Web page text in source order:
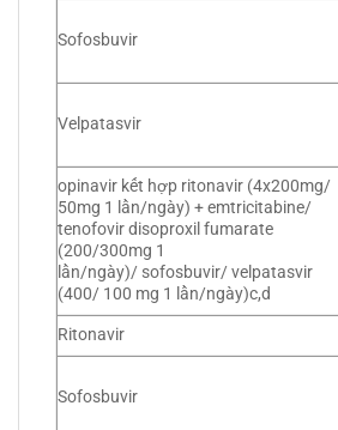
Sofosbuvir
Velpatasvir
opinavir kết hợp ritonavir (4x200mg/
50mg 1 lần/ngày) + emtricitabine/
tenofovir disoproxil fumarate
(200/300mg 1
lần/ngày)/ sofosbuvir/ velpatasvir
(400/ 100 mg 1 lần/ngày)c,d
Ritonavir
Sofosbuvir